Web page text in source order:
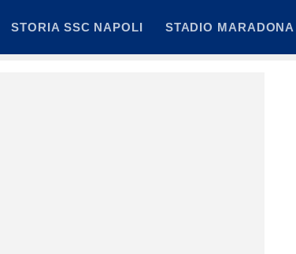
STORIA SSC NAPOLI STADIO MARADONA